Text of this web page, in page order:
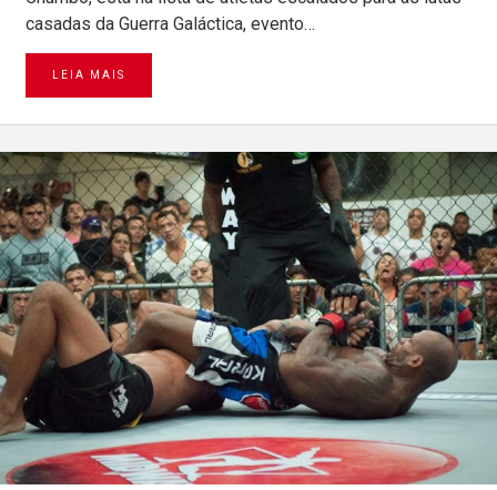
casadas da Guerra Galáctica, evento…
LEIA MAIS